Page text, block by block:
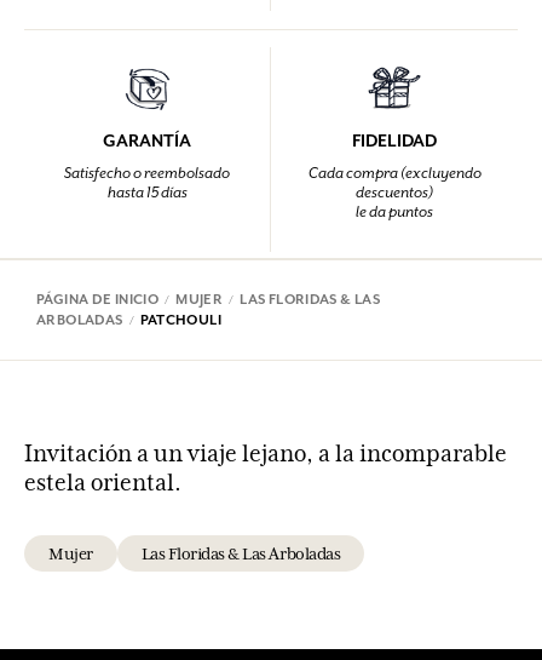
GARANTÍA
Satisfecho o reembolsado
hasta 15 días
FIDELIDAD
Cada compra (excluyendo
descuentos)
le da puntos
PÁGINA DE INICIO MUJER
LAS FLORIDAS & LAS
ARBOLADAS
PATCHOULI
Invitación a un viaje lejano, a la incomparable
estela oriental.
Mujer Las Floridas & Las Arboladas